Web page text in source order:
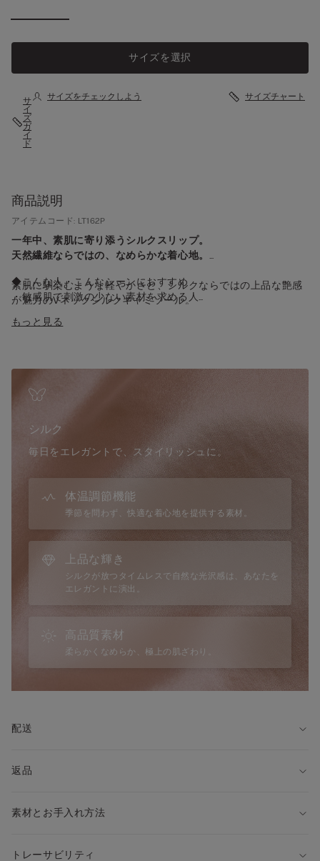
サイズを選択
サ
イ
ズ
ガ
イ
ド
サイズをチェックしよう サイズチャート
商品説明
アイテムコード: LT162P
一年中、素肌に寄り添うシルクスリップ。
天然繊維ならではの、なめらかな着心地。
素肌に馴染むような軽やかさと、シルクならではの上品な艶感
が魅力のVネックシルクキャミソール。
ネックラインと裾にはコントラストカラーのリバーレースが、
さりげなくセンシュアルな印象を添えます。
ネートとしても活躍する汎用性の高い一枚です。
◆こんな人・こんなシーンにおすすめ
・敏感肌で刺激の少ない素材を求める人
・吸湿性・温度調整など機能性を重視する人
・快適なインナーをお求めの方
・快適なナイトウェアをお求めの方
・日焼け対策したい方
◆デザイン
・胸元と裾にコントラストレースのディテール
・細めの調節可能ストラップ
・吸湿性・放湿性が高く、蒸れにくい
・保温性があり、夏は涼しく冬は暖かい
・光沢があり、高級感がある
・紫外線（UV）カット効果が期待できる
・人の肌に近いタンパク質構造で、肌に優しい
・ストラップ：長さ調節可
・ストレッチ：あり
・透け感：なし
サイズ感が異なる場合がございます。
※モデル身長175cm、Sサイズを着用
◆着こなし方
・トップスの下のインナーウェアとして
もっと見る
シルク
毎日をエレガントで、スタイリッシュに。
体温調節機能
季節を問わず、快適な着心地を提供する素材。
上品な輝き
シルクが放つタイムレスで自然な光沢感は、あなたを
エレガントに演出。
高品質素材
柔らかくなめらか、極上の肌ざわり。
配送
返品
素材とお手入れ方法
トレーサビリティ